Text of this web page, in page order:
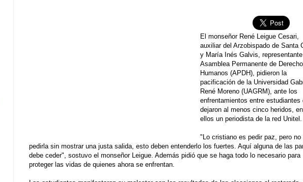
El monseñor René Leigue Cesari,
auxiliar del Arzobispado de Santa
y María Inés Galvis,
Asamblea Permanente de
Humanos (APDH), pidieron la
pacificación de la Universidad
René Moreno (UAGRM), ante los
enfrentamientos entre estudiantes
dejaron al menos cinco heridos,
ellos un periodista de la red Unitel.
"Lo cristiano es pedir paz, pero no
pedirla sin mostrar una justa salida, esto deben entenderlo los fuertes. Aquí alguna de las
debe ceder", sostuvo el monseñor Leigue. Además pidió que se haga todo lo necesario para
proteger las vidas de quienes ahora se enfrentan.